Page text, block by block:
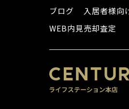
ブログ
WEB内見
入居者様向
売却査定